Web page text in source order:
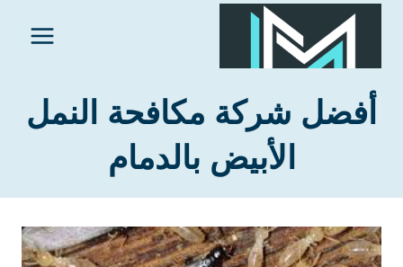
أفضل شركة مكافحة النمل
الأبيض بالدمام